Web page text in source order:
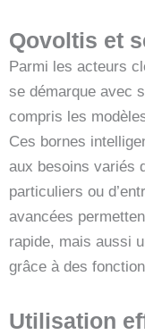
Qovoltis et
Parmi les acteurs
se démarque avec
compris les
Ces bornes
aux besoins variés
particuliers ou
avancées
rapide, mais aussi
grâce à des
Utilisation